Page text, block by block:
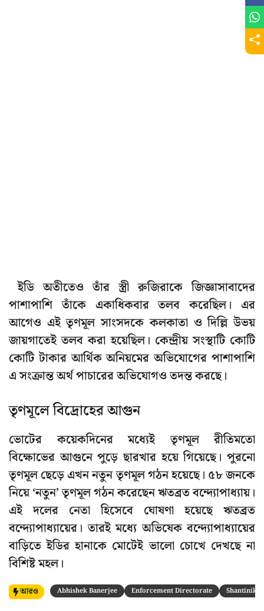
ইডি অতীতেও তাঁর স্ত্রী রুজিরাকে জিজ্ঞাসাবাদের
পাশাপাশি তাঁকে একাধিকবার তলব করেছিল। এর
আগেও এই তৃণমূল সাংসদকে কলকাতা ও দিল্লি উভয়
জায়গাতেই তলব করা হয়েছিল। কেন্দ্রীয় সংস্থাটি কোটি
কোটি টাকার আর্থিক অনিয়মের অভিযোগের পাশাপাশি
এ সংক্রান্ত অর্থ পাচারের অভিযোগও তদন্ত করছে।
তৃণমূলে বিদ্রোহের আগুন
ভোটের কয়েকদিনের মধ্যেই তৃণমূল রীতিমতো
বিক্ষোভের আগুনে পুড়ে ছারখার হয়ে গিয়েছে। পুরনো
তৃণমূল ছেড়ে এখন নতুন তৃণমূল গঠন হয়েছে। ৫৮ জনকে
নিয়ে ‘নতুন’ তৃণমূল গঠন করেছেন ঋতব্রত বন্দ্যোপাধ্যায়।
এই দলের নেতা হিসেবে ঘোষণা হয়েছে ঋতব্রত
বন্দ্যোপাধ্যায়ের। তারই মধ্যে অভিষেক বন্দ্যোপাধ্যায়ের
বাড়িতে ইডির হানাকে মোটেই ভালো চোখে দেখছে না
বিশিষ্ট মহল।
আরও Abhishek Banerjee Enforcement Directorate